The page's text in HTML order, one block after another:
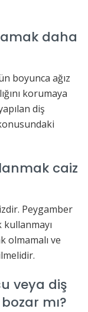
daha
boyunca ağız
korumaya
diş
caiz
Peygamber
kullanmayı
olmamalı ve
veya diş
mı?